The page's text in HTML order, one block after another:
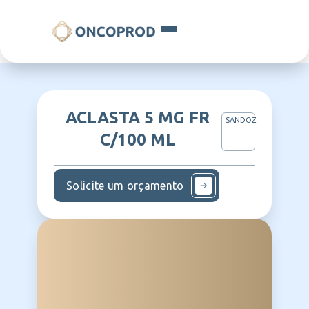
ACLASTA 5 MG FR
C/100 ML
SANDOZ
Solicite um orçamento